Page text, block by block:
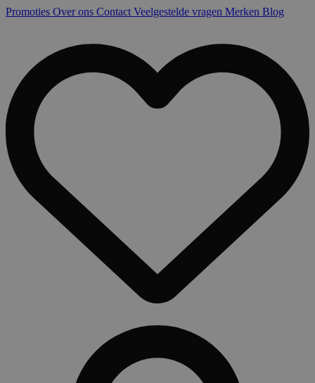
Promoties Over ons Contact Veelgestelde vragen Merken Blog